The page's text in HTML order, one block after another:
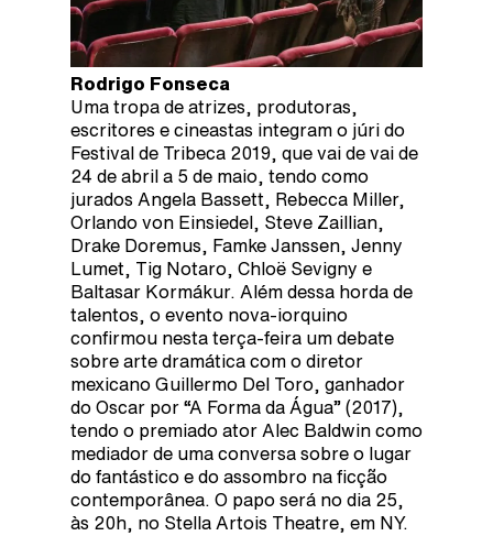
Rodrigo Fonseca
Uma tropa de atrizes, produtoras,
escritores e cineastas integram o júri do
Festival de Tribeca 2019, que vai de vai de
24 de abril a 5 de maio, tendo como
jurados Angela Bassett, Rebecca Miller,
Orlando von Einsiedel, Steve Zaillian,
Drake Doremus, Famke Janssen, Jenny
Lumet, Tig Notaro, Chloë Sevigny e
Baltasar Kormákur. Além dessa horda de
talentos, o evento nova-iorquino
confirmou nesta terça-feira um debate
sobre arte dramática com o diretor
mexicano Guillermo Del Toro, ganhador
do Oscar por “A Forma da Água” (2017),
tendo o premiado ator Alec Baldwin como
mediador de uma conversa sobre o lugar
do fantástico e do assombro na ficção
contemporânea. O papo será no dia 25,
às 20h, no Stella Artois Theatre, em NY.